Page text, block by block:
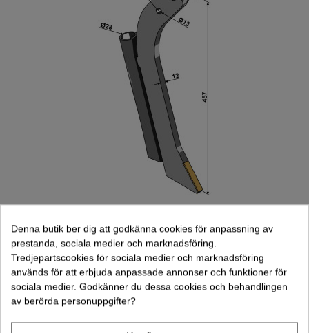
849,00 kr (exkl. moms)
Lägg Till I Varukorgen
Denna butik ber dig att godkänna cookies för anpassning av
prestanda, sociala medier och marknadsföring.
Tredjepartscookies för sociala medier och marknadsföring
används för att erbjuda anpassade annonser och funktioner för
sociala medier. Godkänner du dessa cookies och behandlingen
av berörda personuppgifter?